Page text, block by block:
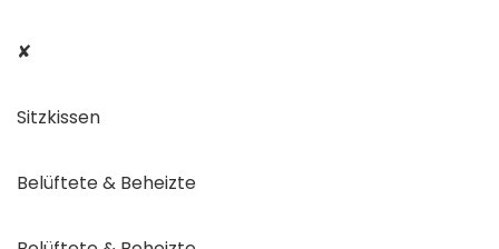
✘
Sitzkissen
Belüftete & Beheizte